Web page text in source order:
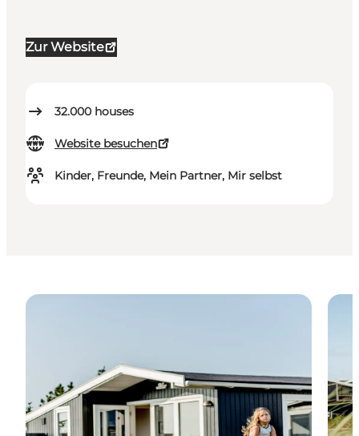
Zur Website
32.000 houses
Website besuchen
Kinder, Freunde, Mein Partner, Mir selbst